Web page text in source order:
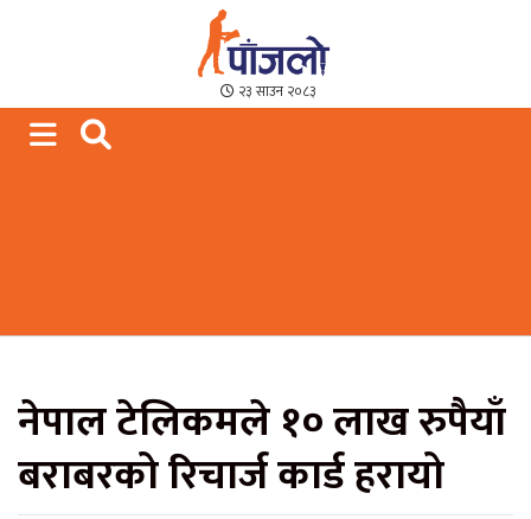
Paajalo News
We are from Far West Nepal
२३ साउन २०८३
नेपाल टेलिकमले १० लाख रुपैयाँ
बराबरको रिचार्ज कार्ड हरायो